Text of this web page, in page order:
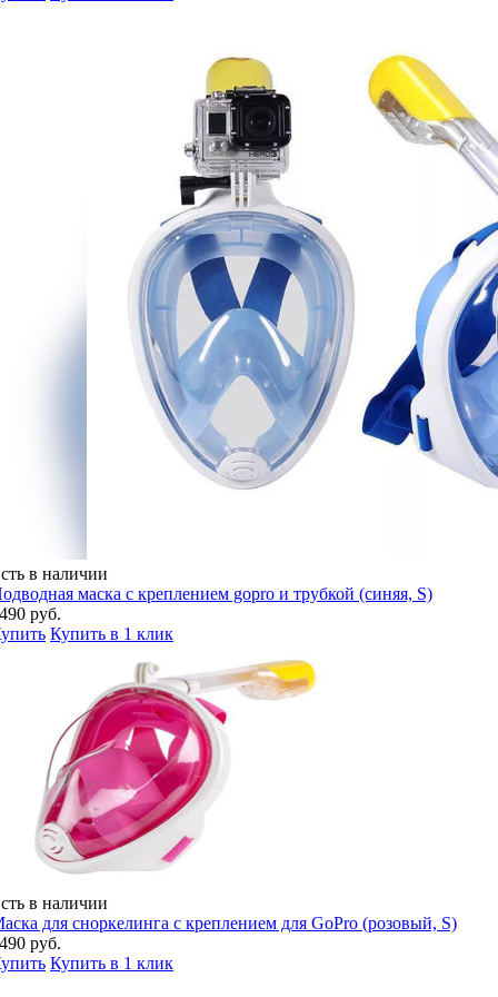
в наличии
маска с креплением gopro и трубкой (синяя, S)
руб.
Купить в 1 клик
в наличии
для сноркелинга с креплением для GoPro (розовый, S)
руб.
Купить в 1 клик